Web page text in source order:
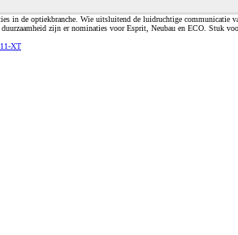
in de optiekbranche. Wie uitsluitend de luidruchtige
zijn er nominaties voor Esprit, Neubau en ECO.